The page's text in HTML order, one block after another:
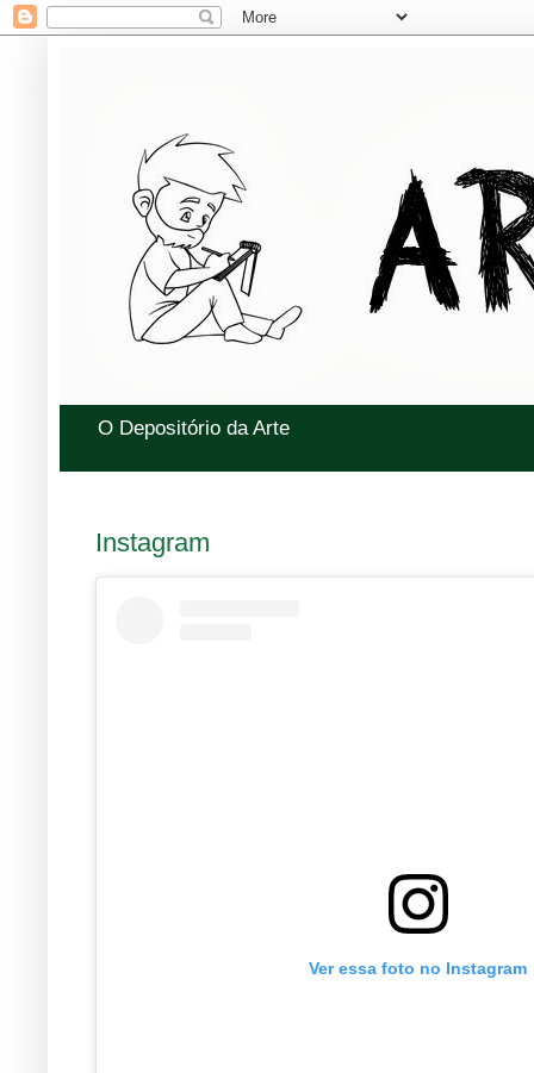
O Depositório da Arte
Instagram
Ver essa foto no Instagram